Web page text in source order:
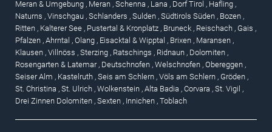
Meran & Umgebung , Meran , Schenna , Lana , Dorf Tirol , Hafling ,
Naturns , Vinschgau , Schlanders , Sulden , Südtirols Süden , Bozen ,
Ritten , Kalterer See , Pustertal & Kronplatz , Bruneck , Reischach , Gais ,
Pfalzen , Ahrntal , Olang , Eisacktal & Wipptal , Brixen , Maransen ,
Klausen , Villnöss , Sterzing , Ratschings , Ridnaun , Dolomiten ,
Rosengarten & Latemar , Deutschnofen , Welschnofen , Obereggen ,
Seiser Alm , Kastelruth , Seis am Schlern , Völs am Schlern , Gröden ,
St. Christina , St. Ulrich , Wolkenstein , Alta Badia , Corvara , St. Vigil ,
Drei Zinnen Dolomiten , Sexten , Innichen , Toblach